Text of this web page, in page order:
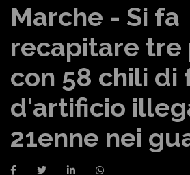
Marche - Si fa
recapitare tre
con 58 chili di
d'artificio
21enne nei